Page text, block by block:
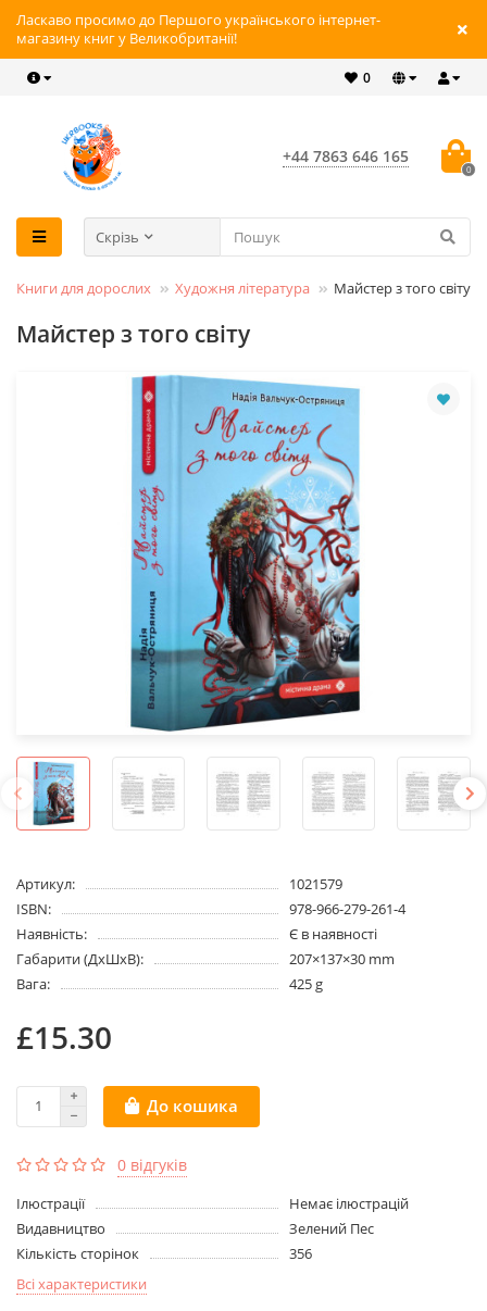
Ласкаво просимо до Першого українського інтернет-
магазину книг у Великобританії!
0
+44 7863 646 165
0
Скрізь
Книги для дорослих Художня література Майстер з того світу
Майстер з того світу
Артикул:
1021579
ISBN:
978-966-279-261-4
Наявність:
Є в наявності
Габарити (ДхШхВ):
207×137×30 mm
Вага:
425 g
£15.30
До кошика
0 відгуків
Ілюстрації
Немає ілюстрацій
Видавництво
Зелений Пес
Кількість сторінок
356
Всі характеристики